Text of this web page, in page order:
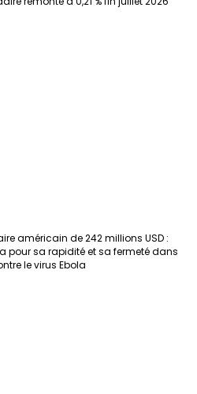
américain de 242 millions USD :
pour sa rapidité et sa fermeté dans
le virus Ebola